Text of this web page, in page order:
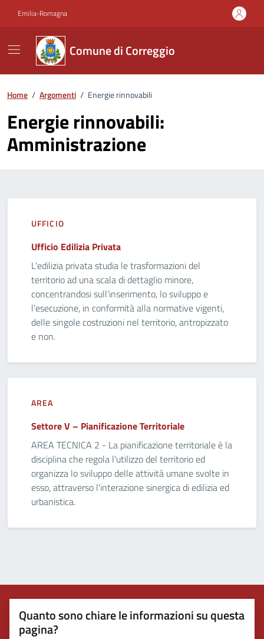
Emilia-Romagna
Comune di Correggio
Home / Argomenti / Energie rinnovabili
Energie rinnovabili:
Amministrazione
UFFICIO
Ufficio Edilizia Privata
L'edilizia privata studia le trasformazioni del
territorio ad una scala di dettaglio minore,
concentrandosi sull’inserimento, lo sviluppo e
l’esecuzione, in conformità alla normative vigenti,
delle singole costruzioni nel territorio, antropizzato
e non.
AREA
Settore V – Pianificazione Territoriale
AREA TECNICA 2 - La pianificazione territoriale è la
disciplina che regola l'utilizzo del territorio ed
organizza lo sviluppo delle attività umane svolte in
esso, attraverso l'interazione sinergica di edilizia ed
urbanistica.
Quanto sono chiare le informazioni su questa
pagina?